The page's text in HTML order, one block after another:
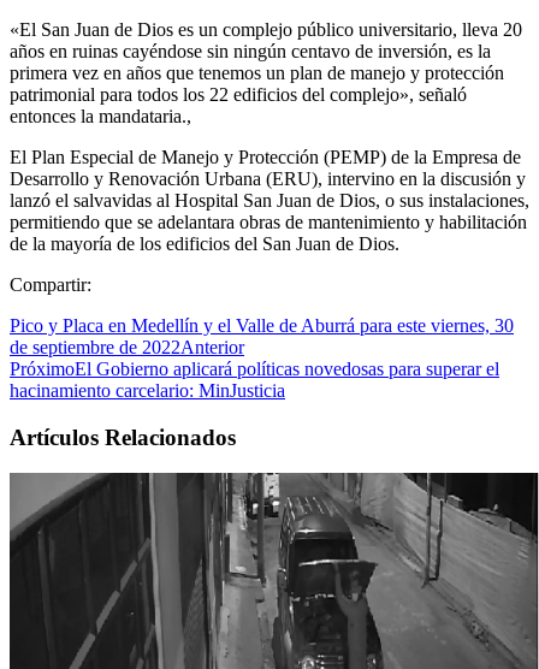
«El San Juan de Dios es un complejo público universitario, lleva 20
años en ruinas cayéndose sin ningún centavo de inversión, es la
primera vez en años que tenemos un plan de manejo y protección
patrimonial para todos los 22 edificios del complejo», señaló
entonces la mandataria.,
El Plan Especial de Manejo y Protección (PEMP) de la Empresa de
Desarrollo y Renovación Urbana (ERU), intervino en la discusión y
lanzó el salvavidas al Hospital San Juan de Dios, o sus instalaciones,
permitiendo que se adelantara obras de mantenimiento y habilitación
de la mayoría de los edificios del San Juan de Dios.
Compartir:
Pico y Placa en Medellín y el Valle de Aburrá para este viernes, 30
de septiembre de 2022Anterior
PróximoEl Gobierno aplicará políticas novedosas para superar el
hacinamiento carcelario: MinJusticia
Artículos Relacionados